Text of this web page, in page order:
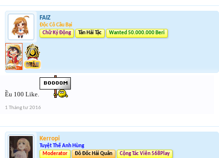
FAIZ
Độc Cô Cầu Bại
Chữ Ký Động
Tân Hải Tặc Wanted 50.000.000 Beri
Ều 100 Like.
1 Tháng tư 2016
Kerropi
Tuyệt Thế Anh Hùng
Moderator
Đô Đốc Hải Quân Cộng Tác Viên 568Play